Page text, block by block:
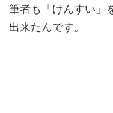
筆者も「けんすい」
出来たんです。